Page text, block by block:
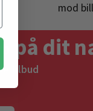
mod
på dit
tilbud